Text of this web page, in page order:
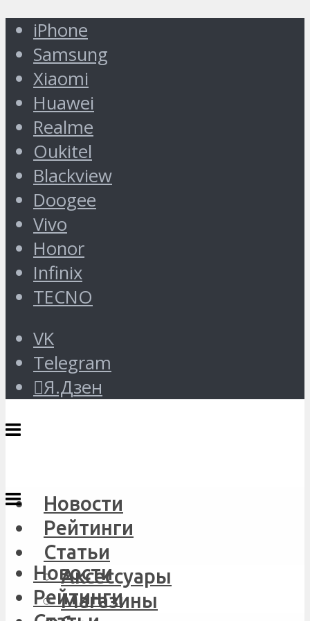
iPhone
Samsung
Xiaomi
Huawei
Realme
Oukitel
Blackview
Doogee
Vivo
Honor
Infinix
TECNO
VK
Telegram
Я.Дзен
Новости
Рейтинги
Статьи
Аксессуары
Магазины
Новости
Рейтинги